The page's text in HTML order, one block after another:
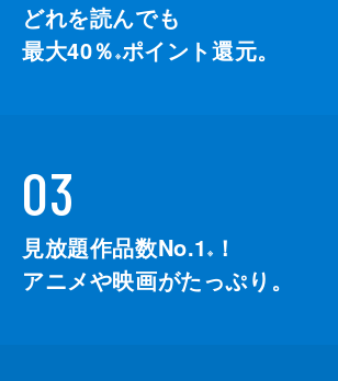
どれを読んでも
最大40％ ※ポイント還元。
03
見放題作品数No.1 ※
！
アニメや映画がたっぷり。